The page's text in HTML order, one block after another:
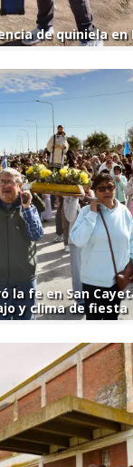
de quiniela en
la fe en San
y clima de fiesta